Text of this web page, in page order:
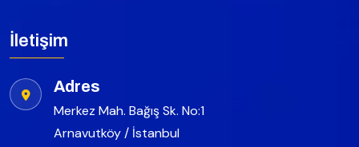
İletişim
Adres
Merkez Mah. Bağış Sk. No:1
Arnavutköy / İstanbul